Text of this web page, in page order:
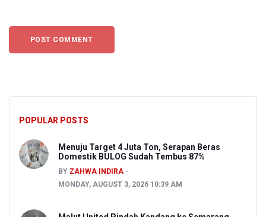
POPULAR POSTS
Menuju Target 4 Juta Ton, Serapan Beras
Domestik BULOG Sudah Tembus 87%
BY ZAHWA INDIRA
MONDAY, AUGUST 3, 2026 10:39 AM